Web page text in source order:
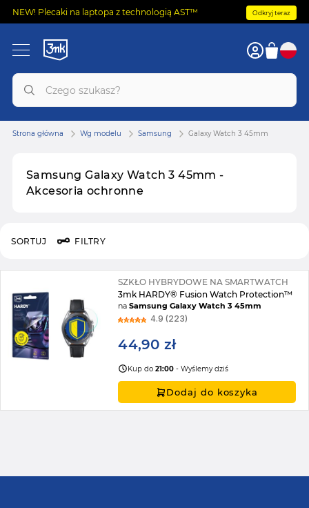
NEW! Plecaki na laptopa z technologią AST™ Odkryj teraz
Samsung Galaxy Watch 3 45mm -
Akcesoria ochronne
Strona główna Wg modelu Samsung Galaxy Watch 3 45mm
FILTRY
SORTUJ
SZKŁO HYBRYDOWE NA SMARTWATCH
3mk HARDY® Fusion Watch Protection™
naSamsung Galaxy Watch 3 45mm
4.9 (223)
44,90 zł
Kup do21:00 - Wyślemy dziś
Dodaj do koszyka